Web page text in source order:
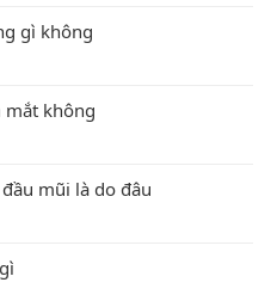
gì không
mắt không
mũi là do đâu